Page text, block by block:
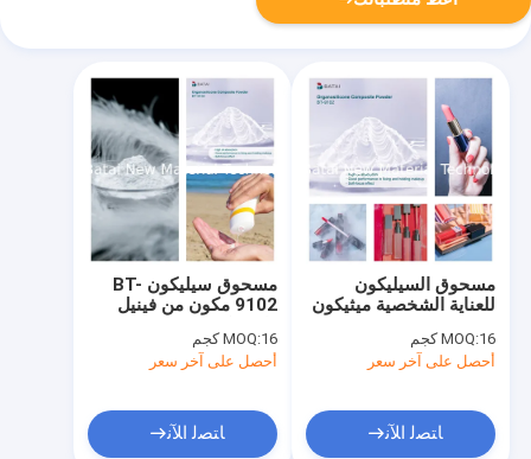
مسحوق سيليكون BT-
9102 مكون من فينيل
سيلسيكوكسان
كروسبوليمر
MOQ:16 كجم
أحصل على آخر سعر
ﺎﺘﺼﻟ ﺍﻶﻧ
مسحوق السيليكون
للعناية الشخصية ميثيكون
الأساس
MOQ:16 كجم
أحصل على آخر سعر
ﺎﺘﺼﻟ ﺍﻶﻧ